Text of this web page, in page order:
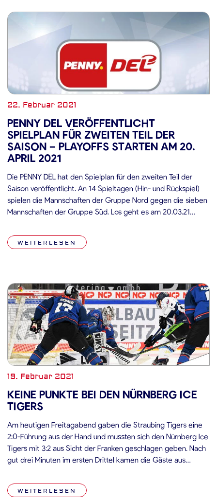
22. Februar 2021
PENNY DEL VERÖFFENTLICHT
SPIELPLAN FÜR ZWEITEN TEIL DER
SAISON – PLAYOFFS STARTEN AM 20.
APRIL 2021
Die PENNY DEL hat den Spielplan für den zweiten Teil der
Saison veröffentlicht. An 14 Spieltagen (Hin- und Rückspiel)
spielen die Mannschaften der Gruppe Nord gegen die sieben
Mannschaften der Gruppe Süd. Los geht es am 20.03.21
(17.30 Uhr). Nach der Gruppenphase wird es PLAYOFF-Spiele
im […]WEITERLESEN
19. Februar 2021
KEINE PUNKTE BEI DEN NÜRNBERG ICE
TIGERS
Am heutigen Freitagabend gaben die Straubing Tigers eine
2:0-Führung aus der Hand und mussten sich den Nürnberg Ice
Tigers mit 3:2 aus Sicht der Franken geschlagen geben. Nach
gut drei Minuten im ersten Drittel kamen die Gäste aus
Schmölz wegen Beinstellens für zwei Minuten auf der
Strafbank Platz […]
WEITERLESEN